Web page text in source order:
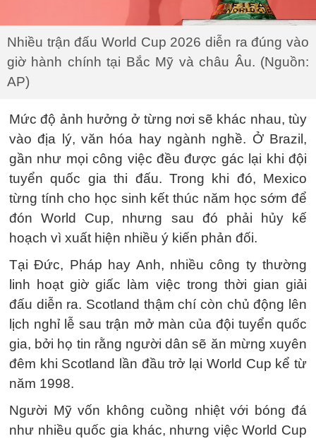
Nhiều trận đấu World Cup 2026 diễn ra đúng vào
giờ hành chính tại Bắc Mỹ và châu Âu. (Nguồn:
AP)
Mức độ ảnh hưởng ở từng nơi sẽ khác nhau, tùy
vào địa lý, văn hóa hay ngành nghề. Ở Brazil,
gần như mọi công việc đều được gác lại khi đội
tuyển quốc gia thi đấu. Trong khi đó, Mexico
từng tính cho học sinh kết thúc năm học sớm để
đón World Cup, nhưng sau đó phải hủy kế
hoạch vì xuất hiện nhiều ý kiến phản đối.
Tại Đức, Pháp hay Anh, nhiều công ty thường
linh hoạt giờ giấc làm việc trong thời gian giải
đấu diễn ra. Scotland thậm chí còn chủ động lên
lịch nghỉ lễ sau trận mở màn của đội tuyển quốc
gia, bởi họ tin rằng người dân sẽ ăn mừng xuyên
đêm khi Scotland lần đầu trở lại World Cup kể từ
năm 1998.
Người Mỹ vốn không cuồng nhiệt với bóng đá
như nhiều quốc gia khác, nhưng việc World Cup